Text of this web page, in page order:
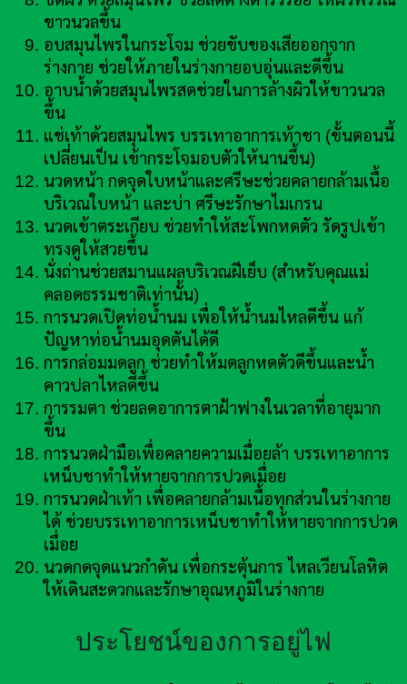
ขาวนวลขึ้น
อบสมุนไพรในกระโจม ช่วยขับของเสียออกจาก
ร่างกาย ช่วยให้ภายในร่างกายอบอุ่นและดีขึ้น
อาบน้ำด้วยสมุนไพรสดช่วยในการล้างผิวให้ขาวนวล
ขึ้น
แช่เท้าด้วยสมุนไพร บรรเทาอาการเท้าชา (ขั้นตอนนี้
เปลี่ยนเป็น เข้ากระโจมอบตัวให้นานขึ้น)
นวดหน้า กดจุดใบหน้าและศรีษะช่วยคลายกล้ามเนื้อ
บริเวณใบหน้า และบ่า ศรีษะรักษาไมเกรน
นวดเข้าตระเกียบ ช่วยทำให้สะโพกหดตัว รัดรูปเข้า
ทรงดูให้สวยขึ้น
นั่งถ่านช่วยสมานแผลบริเวณฝีเย็บ (สำหรับคุณแม่
คลอดธรรมชาติเท่านั้น)
การนวดเปิดท่อน้ำนม เพื่อให้น้ำนมไหลดีขึ้น แก้
ปัญหาท่อน้ำนมอุดตันได้ดี
การกล่อมมดลูก ช่วยทำให้มดลูกหดตัวดีขึ้นและน้ำ
คาวปลาไหลดีขึ้น
การรมตา ช่วยลดอาการตาฝ้าฟางในเวลาที่อายุมาก
ขึ้น
การนวดฝ่ามือเพื่อคลายความเมื่อยล้า บรรเทาอาการ
เหน็บชาทำให้หายจากการปวดเมื่อย
การนวดฝ่าเท้า เพื่อคลายกล้ามเนื้อทุกส่วนในร่างกาย
ได้ ช่วยบรรเทาอาการเหน็บชาทำให้หายจากการปวด
เมื่อย
นวดกดจุดแนวกำดัน เพื่อกระตุ้นการ ไหลเวียนโลหิต
ให้เดินสะดวกและรักษาอุณหภูมิในร่างกาย
ประโยชน์ของการอยู่ไฟ